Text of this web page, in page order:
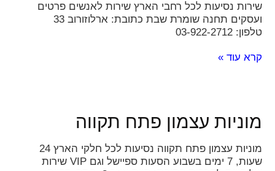
שירות נסיעות לכל רחבי הארץ שירות לאנשים פרטים
ועסקים תחנה שומרת שבת כתובת: ארלוזורוב 33
טלפון: 03-922-2712
קרא עוד »
מוניות עצמון פתח תקווה
מוניות עצמון פתח תקווה נסיעות לכל חלקי הארץ 24
שעות, 7 ימים בשבוע הסעות ספיישל וגם VIP שירות